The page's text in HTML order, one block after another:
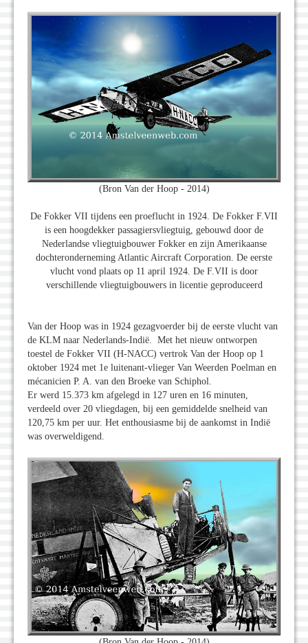
(Bron Van der Hoop - 2014)
De Fokker VII tijdens een proeflucht in 1924. De Fokker F.VII
is een hoogdekker passagiersvliegtuig, gebouwd door de
Nederlandse vliegtuigbouwer Fokker en zijn Amerikaanse
dochteronderneming Atlantic Aircraft Corporation. De eerste
vlucht vond plaats op 11 april 1924. De F.VII is door
verschillende vliegtuigbouwers in licentie geproduceerd
Van der Hoop was in 1924 gezagvoerder bij de eerste vlucht van
de KLM naar Nederlands-Indië. Met het nieuw ontworpen
toestel de Fokker VII (H-NACC) vertrok Van der Hoop op 1
oktober 1924 met 1e luitenant-vlieger Van Weerden Poelman en
mécanicien P. A. van den Broeke van Schiphol.
Er werd 15.373 km afgelegd in 127 uren en 16 minuten,
verdeeld over 20 vliegdagen, bij een gemiddelde snelheid van
120,75 km per uur. Het enthousiasme bij de aankomst in Indië
was overweldigend.